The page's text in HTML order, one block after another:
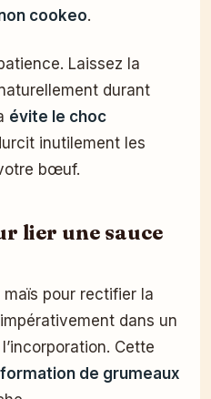
cookeo.
Laissez la
durant
évite le choc
inutilement les
bœuf.
lier une sauce
pour rectifier la
dans un
Cette
de grumeaux